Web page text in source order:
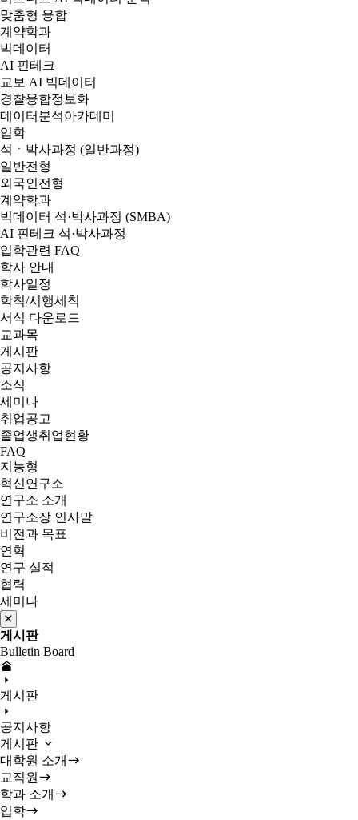
맞춤형 융합
계약학과
빅데이터
AI 핀테크
교보 AI 빅데이터
경찰융합정보화
데이터분석아카데미
입학
석ㆍ박사과정 (일반과정)
일반전형
외국인전형
계약학과
빅데이터 석·박사과정 (SMBA)
AI 핀테크 석·박사과정
입학관련 FAQ
학사 안내
학사일정
학칙/시행세칙
서식 다운로드
교과목
게시판
공지사항
소식
세미나
취업공고
졸업생취업현황
FAQ
지능형
혁신연구소
연구소 소개
연구소장 인사말
비전과 목표
연혁
연구 실적
협력
세미나
게시판
Bulletin Board
게시판
공지사항
게시판
대학원 소개
교직원
학과 소개
입학